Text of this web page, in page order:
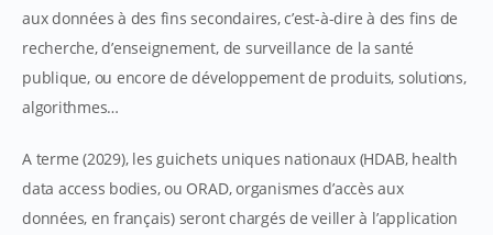
aux données à des fins secondaires, c’est-à-dire à des fins de
recherche, d’enseignement, de surveillance de la santé
publique, ou encore de développement de produits, solutions,
algorithmes…
A terme (2029), les guichets uniques nationaux (HDAB, health
data access bodies, ou ORAD, organismes d’accès aux
données, en français) seront chargés de veiller à l’application